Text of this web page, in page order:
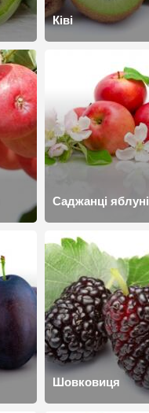
Ківі
Саджанці яблуні
Шовковиця